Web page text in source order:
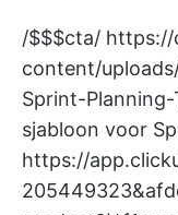
/$$$cta/ https://
content/
Sprint-
sjabloon voor
https://